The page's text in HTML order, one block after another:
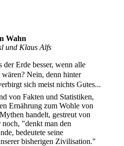
Wahn
und Klaus Alfs
der Erde besser, wenn alle
wären? Nein, denn hinter
sich meist nichts Gutes...
von Fakten und Statistiken,
Ernährung zum Wohle von
handelt, gestreut von
"denkt man den
bedeutete seine
bisherigen Zivilisation."